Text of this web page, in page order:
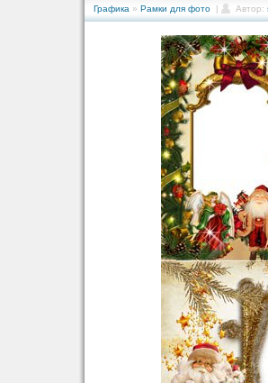
Графика » Рамки для фото | Автор: